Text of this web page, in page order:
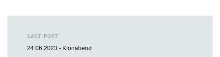
LAST POST
24.06.2023 - Klönabend